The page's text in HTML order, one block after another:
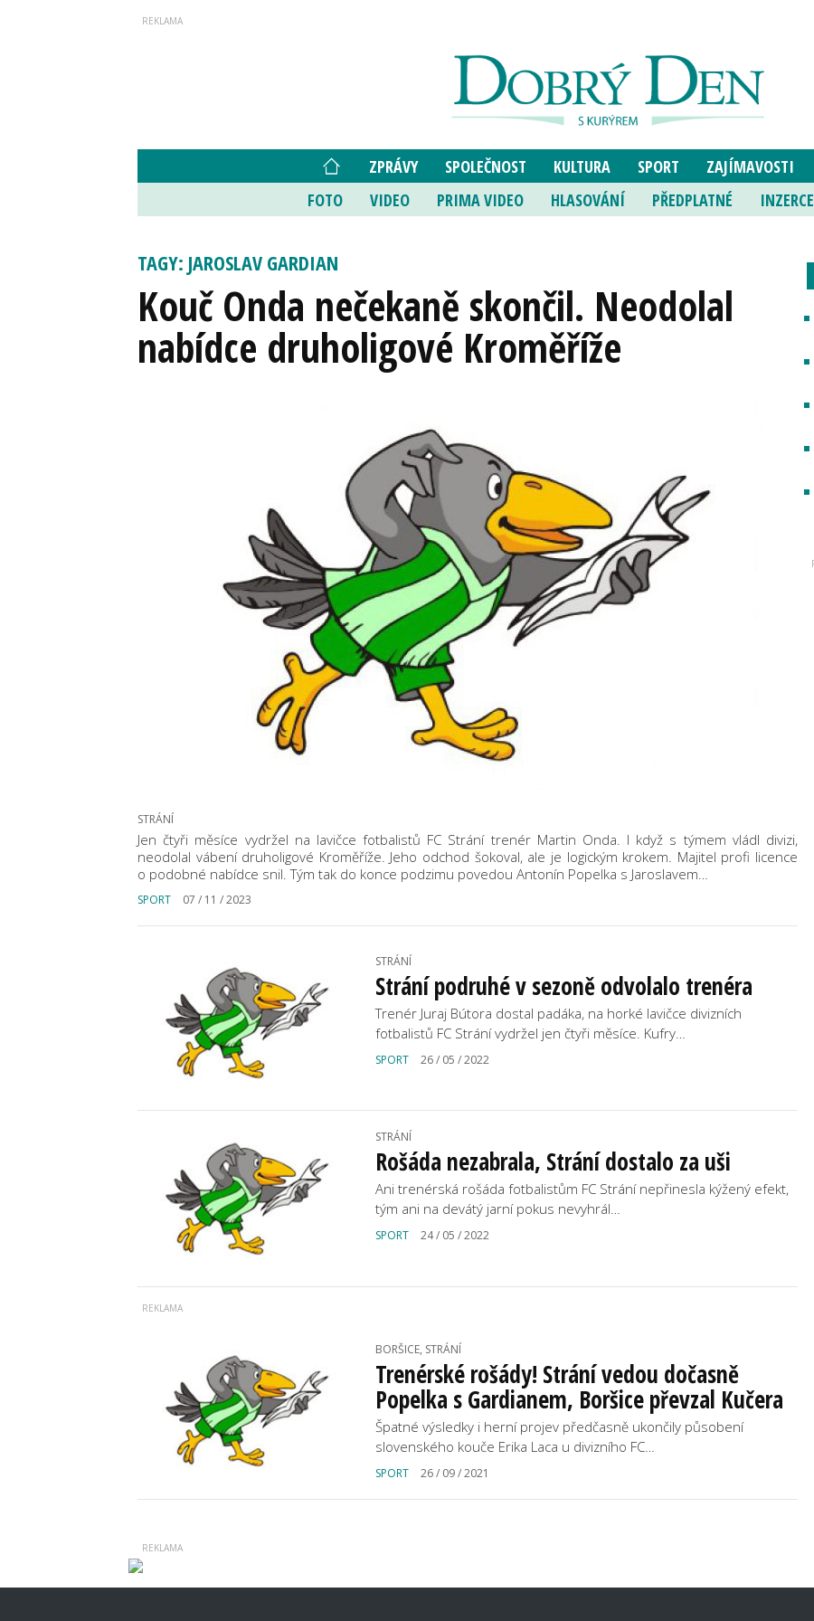
ZPRÁVY SPOLEČNOST KULTURA SPORT ZAJÍMAVOSTI
FOTO
VIDEO PRIMA VIDEO HLASOVÁNÍ PŘEDPLATNÉ INZERCE
TAGY: JAROSLAV GARDIAN
Kouč Onda nečekaně skončil. Neodolal
nabídce druholigové Kroměříže
STRÁNÍ
Jen čtyři měsíce vydržel na lavičce fotbalistů FC Strání trenér Martin Onda. I když s týmem vládl divizi,
neodolal vábení druholigové Kroměříže. Jeho odchod šokoval, ale je logickým krokem. Majitel profi licence
o podobné nabídce snil. Tým tak do konce podzimu povedou Antonín Popelka s Jaroslavem…
SPORT 07 / 11 / 2023
STRÁNÍ
Strání podruhé v sezoně odvolalo trenéra
Trenér Juraj Bútora dostal padáka, na horké lavičce divizních
fotbalistů FC Strání vydržel jen čtyři měsíce. Kufry…
SPORT 26 / 05 / 2022
STRÁNÍ
Rošáda nezabrala, Strání dostalo za uši
Ani trenérská rošáda fotbalistům FC Strání nepřinesla kýžený efekt,
tým ani na devátý jarní pokus nevyhrál…
SPORT 24 / 05 / 2022
BORŠICE, STRÁNÍ
Trenérské rošády! Strání vedou dočasně
Popelka s Gardianem, Boršice převzal Kučera
Špatné výsledky i herní projev předčasně ukončily působení
slovenského kouče Erika Laca u divizního FC…
SPORT 26 / 09 / 2021